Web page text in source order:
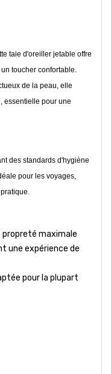
taie d'oreiller jetable offre
toucher confortable.
de la peau, elle
essentielle pour une
des standards d'hygiène
pour les voyages,
propreté maximale
une expérience de
pour la plupart